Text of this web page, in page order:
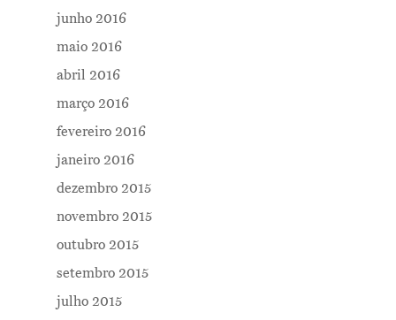
junho 2016
maio 2016
abril 2016
março 2016
fevereiro 2016
janeiro 2016
dezembro 2015
novembro 2015
outubro 2015
setembro 2015
julho 2015